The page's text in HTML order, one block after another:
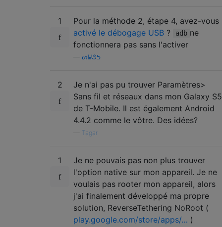
1
Pour la méthode 2, étape 4, avez-vous
activé le débogage USB ? adb ne
fonctionnera pas sans l'activer
ᔕᖺᘎᕊ
2
Je n'ai pas pu trouver Paramètres>
Sans fil et réseaux dans mon Galaxy S5
de T-Mobile. Il est également Android
4.4.2 comme le vôtre. Des idées?
Tagar
1
Je ne pouvais pas non plus trouver
l'option native sur mon appareil. Je ne
voulais pas rooter mon appareil, alors
j'ai finalement développé ma propre
solution, ReverseTethering NoRoot (
play.google.com/store/apps/… )